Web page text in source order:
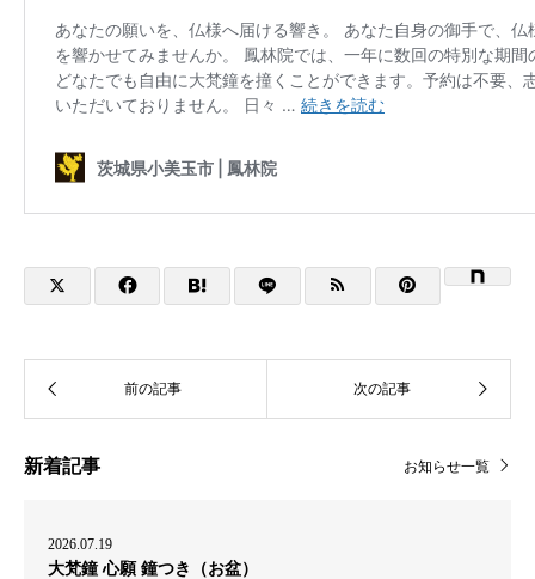
新着記事 お知らせ一覧
2026.07.19
大梵鐘 心願 鐘つき（お盆）